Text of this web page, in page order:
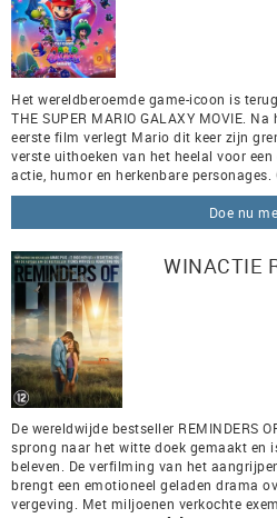
Het wereldberoemde game-icoon is
THE SUPER MARIO GALAXY MOVIE.
eerste film verlegt Mario dit keer zijn
verste uithoeken van het heelal voor
actie, humor en herkenbare
Doe nu
WINACTIE
De wereldwijde bestseller REMINDERS
sprong naar het witte doek gemaakt en
beleven. De verfilming van het
brengt een emotioneel geladen drama
vergeving. Met miljoenen verkochte